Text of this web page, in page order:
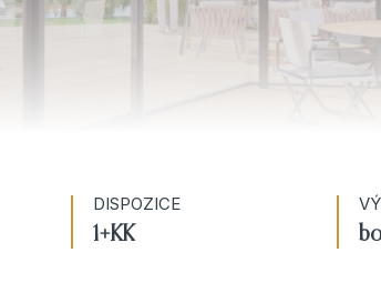
DISPOZICE
1+KK